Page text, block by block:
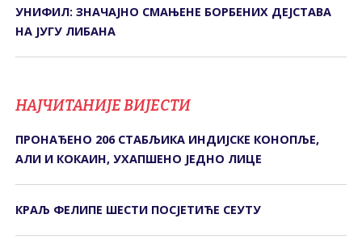
УНИФИЛ: ЗНАЧАЈНО СМАЊЕНЕ БОРБЕНИХ ДЕЈСТАВА
НА ЈУГУ ЛИБАНА
НАЈЧИТАНИЈЕ ВИЈЕСТИ
ПРОНАЂЕНО 206 СТАБЉИКА ИНДИЈСКЕ КОНОПЉЕ,
АЛИ И КОКАИН, УХАПШЕНО ЈЕДНО ЛИЦЕ
КРАЉ ФЕЛИПЕ ШЕСТИ ПОСЈЕТИЋЕ СЕУТУ